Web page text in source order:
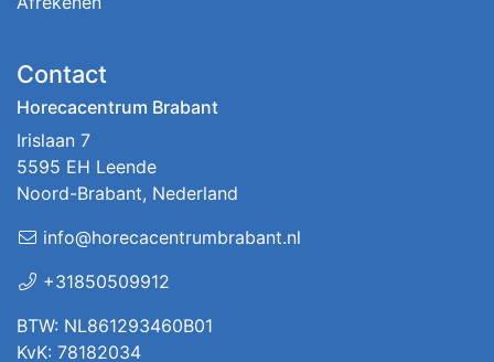
Contact
Horecacentrum Brabant
Irislaan 7
5595 EH Leende
Noord-Brabant, Nederland
info@horecacentrumbrabant.nl
+31850509912
BTW: NL861293460B01
KvK: 78182034